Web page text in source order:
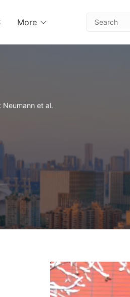
More
et al.